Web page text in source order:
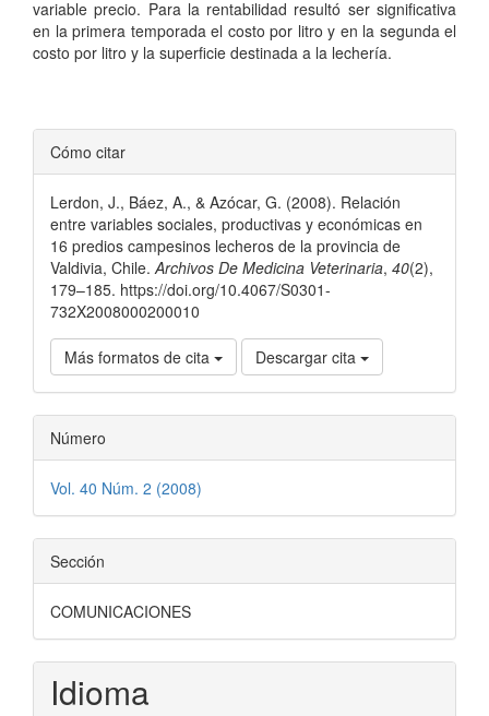
variable precio. Para la rentabilidad resultó ser significativa
en la primera temporada el costo por litro y en la segunda el
costo por litro y la superficie destinada a la lechería.
Detalles
del
artículo
Cómo citar
Lerdon, J., Báez, A., & Azócar, G. (2008). Relación
entre variables sociales, productivas y económicas en
16 predios campesinos lecheros de la provincia de
Valdivia, Chile. Archivos De Medicina Veterinaria, 40(2),
179–185. https://doi.org/10.4067/S0301-
732X2008000200010
Más formatos de cita Descargar cita
Número
Vol. 40 Núm. 2 (2008)
Sección
COMUNICACIONES
Idioma